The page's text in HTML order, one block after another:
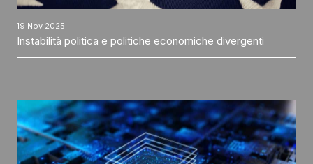
19 Nov 2025
Instabilità politica e politiche economiche divergenti